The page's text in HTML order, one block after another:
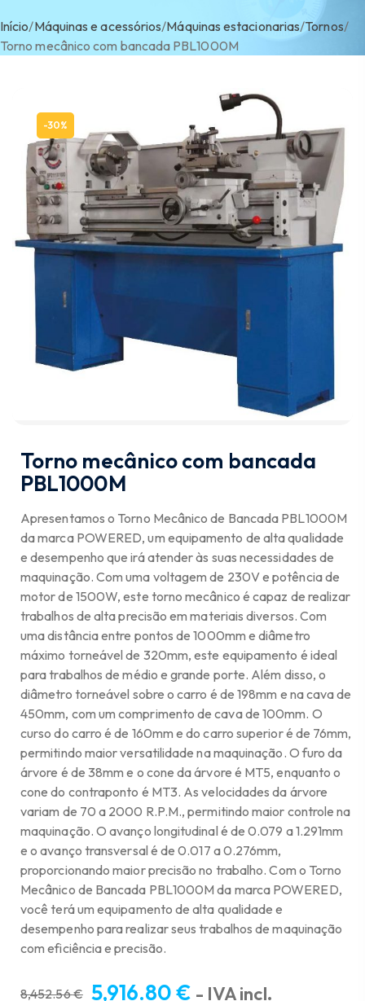
Início/Máquinas e acessórios/Máquinas estacionarias/Tornos/
Torno mecânico com bancada PBL1000M
-30%
Torno mecânico com bancada
PBL1000M
Apresentamos o Torno Mecânico de Bancada PBL1000M
da marca POWERED, um equipamento de alta qualidade
e desempenho que irá atender às suas necessidades de
maquinação. Com uma voltagem de 230V e potência de
motor de 1500W, este torno mecânico é capaz de realizar
trabalhos de alta precisão em materiais diversos. Com
uma distância entre pontos de 1000mm e diâmetro
máximo torneável de 320mm, este equipamento é ideal
para trabalhos de médio e grande porte. Além disso, o
diâmetro torneável sobre o carro é de 198mm e na cava de
450mm, com um comprimento de cava de 100mm. O
curso do carro é de 160mm e do carro superior é de 76mm,
permitindo maior versatilidade na maquinação. O furo da
árvore é de 38mm e o cone da árvore é MT5, enquanto o
cone do contraponto é MT3. As velocidades da árvore
variam de 70 a 2000 R.P.M., permitindo maior controle na
maquinação. O avanço longitudinal é de 0.079 a 1.291mm
e o avanço transversal é de 0.017 a 0.276mm,
proporcionando maior precisão no trabalho. Com o Torno
Mecânico de Bancada PBL1000M da marca POWERED,
você terá um equipamento de alta qualidade e
desempenho para realizar seus trabalhos de maquinação
com eficiência e precisão.
8,452.56€ 5,916.80€ - IVA incl.